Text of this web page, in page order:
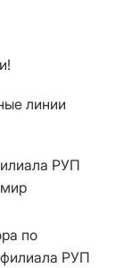
линии
РУП
по
РУП